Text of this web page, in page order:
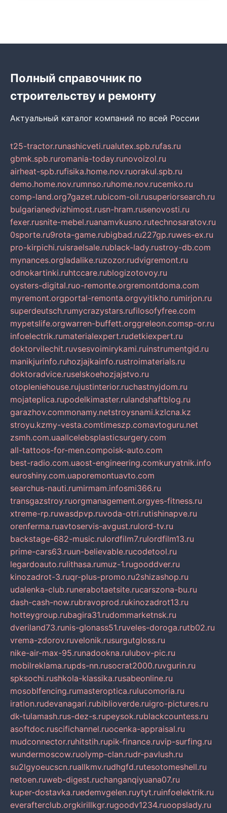
Полный справочник по
строительству и ремонту
Актуальный каталог компаний по всей России
t25-tractor.runashicveti.rualutex.spb.rufas.ru
gbmk.spb.ruromania-today.runovoizol.ru
airheat-spb.rufisika.home.nov.ruorakul.spb.ru
demo.home.nov.rumnso.ruhome.nov.rucemko.ru
comp-land.org7gazet.rubicom-oil.rusuperiorsearch.ru
bulgarianedvizhimost.rusn-hram.rusenovosti.ru
fexer.rusnite-mebel.ruanamvkusno.rutechnosaratov.ru
0sporte.ru9rota-game.rubigbad.ru227gp.ruwes-ex.ru
pro-kirpichi.ruisraelsale.rublack-lady.rustroy-db.com
mynances.orgladalike.ruzozor.rudvigremont.ru
odnokartinki.ruhtccare.rublogizotovoy.ru
oysters-digital.ruo-remonte.orgremontdoma.com
myremont.orgportal-remonta.orgvyitikho.rumirjon.ru
superdeutsch.rumycrazystars.rufilosofyfree.com
mypetslife.orgwarren-buffett.orggreleon.comsp-or.ru
infoelectrik.rumaterialexpert.rudetkiexpert.ru
doktorvilechit.ruvsesvoimirykami.ruinstrumentgid.ru
manikjurinfo.ruhozjajkainfo.rustroimaterials.ru
doktoradvice.ruselskoehozjajstvo.ru
otopleniehouse.rujustinterior.ruchastnyjdom.ru
mojateplica.rupodelkimaster.rulandshaftblog.ru
garazhov.commonamy.netstroysnami.kzlcna.kz
stroyu.kzmy-vesta.comtimeszp.comavtoguru.net
zsmh.com.uaallcelebsplasticsurgery.com
all-tattoos-for-men.compoisk-auto.com
best-radio.com.uaost-engineering.comkuryatnik.info
euroshiny.com.uaporemontuavto.com
searchus-nauti.rumirmam.infosmi366.ru
transgazstroy.ruorgmanagement.orgyes-fitness.ru
xtreme-rp.ruwasdpvp.ruvoda-otri.rutishinapve.ru
orenferma.ruavtoservis-avgust.rulord-tv.ru
backstage-682-music.rulordfilm7.rulordfilm13.ru
prime-cars63.ruun-believable.rucodetool.ru
legardoauto.rulithasa.rumuz-1.rugooddver.ru
kinozadrot-3.ruqr-plus-promo.ru2shizashop.ru
udalenka-club.runerabotaetsite.rucarszona-bu.ru
dash-cash-now.rubravoprod.rukinozadrot13.ru
hotteygroup.rubagira31.rudommarketnsk.ru
dveriland73.runis-glonass51.ruveles-doroga.rutb02.ru
vrema-zdorov.ruvelonik.rusurgutgloss.ru
nike-air-max-95.runadookna.rulubov-pic.ru
mobilreklama.rupds-nn.rusocrat2000.ruvgurin.ru
spksochi.rushkola-klassika.rusabeonline.ru
mosoblfencing.rumasteroptica.rulucomoria.ru
iration.rudevanagari.rubiblioverde.ruigro-pictures.ru
dk-tulamash.rus-dez-s.rupeysok.rublackcountess.ru
asoftdoc.ruscifichannel.ruocenka-appraisal.ru
mudconnector.ruhitstih.rupik-finance.ruvip-surfing.ru
wundermoscow.ruolymp-clan.rudr-pavlush.ru
su2lgyoeucscn.ruallkmv.rudhgfd.rutesotomeshell.ru
netoen.ruweb-digest.ruchanganqiyuana07.ru
kuper-dostavka.ruedemvgelen.ruytyt.ruinfoelektrik.ru
everafterclub.orgkirillkgr.rugoodv1234.ruoopslady.ru